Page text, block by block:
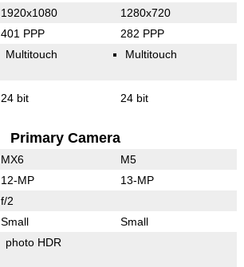
1920x1080 1280x720
401 PPP 282 PPP
Multitouch Multitouch
24 bit 24 bit
Primary Camera
MX6 M5
12-MP 13-MP
f/2
Small Small
photo HDR